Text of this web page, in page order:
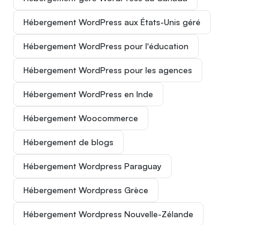
Hébergement WordPress aux États-Unis géré
Hébergement WordPress pour l'éducation
Hébergement WordPress pour les agences
Hébergement WordPress en Inde
Hébergement Woocommerce
Hébergement de blogs
Hébergement Wordpress Paraguay
Hébergement Wordpress Grèce
Hébergement Wordpress Nouvelle-Zélande